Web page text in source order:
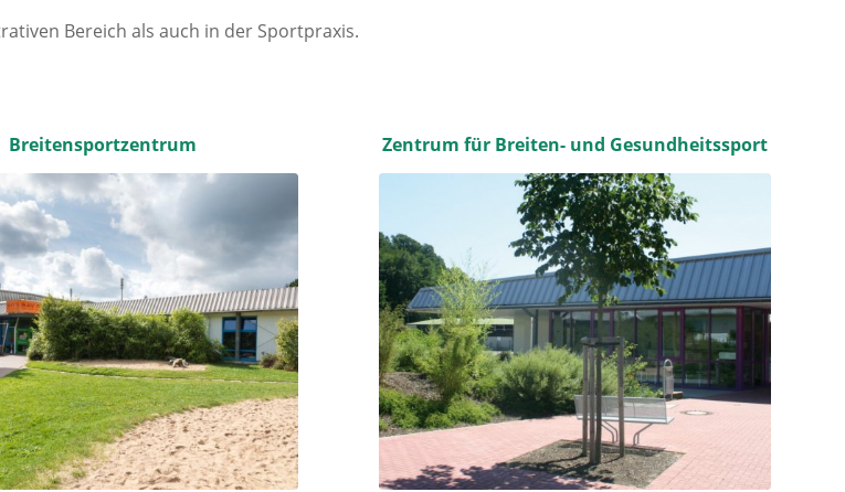
Bereich als auch in der Sportpraxis.
Breitensportzentrum Zentrum für Breiten- und Gesundheitssport